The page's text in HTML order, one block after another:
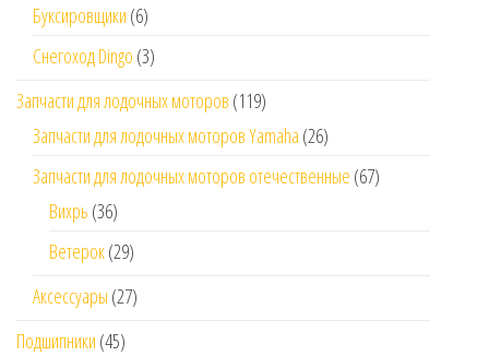
Буксировщики (6)
Снегоход Dingo (3)
Запчасти для лодочных моторов (119)
Запчасти для лодочных моторов Yamaha (26)
Запчасти для лодочных моторов отечественные (67)
Вихрь (36)
Ветерок(29)
Аксессуары (27)
Подшипники (45)